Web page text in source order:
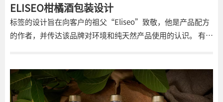
ELISEO柑橘酒包装设计
标签的设计旨在向客户的祖父“Eliseo”致敬，他是产品配方
的作者，并传达该品牌对环境和纯天然产品使用的认识。 有一
到乌鲁班巴山谷的动物，我们的酒就是在这里酿造的。